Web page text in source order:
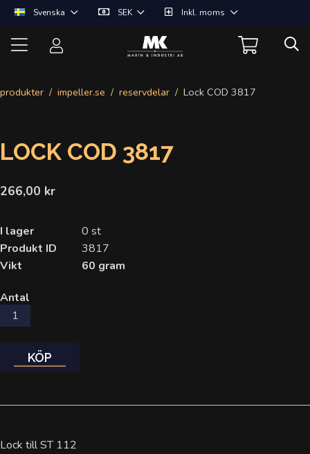
Svenska SEK Inkl. moms
produkter impeller.se reservdelar Lock COD 3817
LOCK COD 3817
266,00 kr
I lager
0 st
Produkt ID
3817
Vikt
60 gram
Antal
KÖP
Lock till ST 112